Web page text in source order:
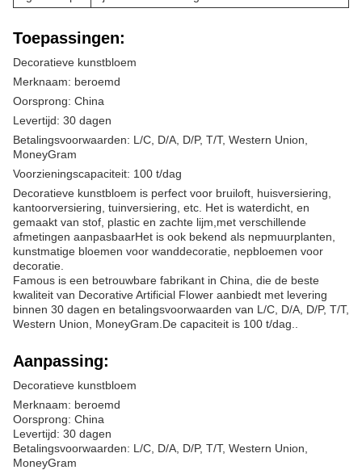
Toepassingen:
Decoratieve kunstbloem
Merknaam: beroemd
Oorsprong: China
Levertijd: 30 dagen
Betalingsvoorwaarden: L/C, D/A, D/P, T/T, Western Union,
MoneyGram
Voorzieningscapaciteit: 100 t/dag
Decoratieve kunstbloem is perfect voor bruiloft, huisversiering,
kantoorversiering, tuinversiering, etc. Het is waterdicht, en
gemaakt van stof, plastic en zachte lijm,met verschillende
afmetingen aanpasbaarHet is ook bekend als nepmuurplanten,
kunstmatige bloemen voor wanddecoratie, nepbloemen voor
decoratie.
Famous is een betrouwbare fabrikant in China, die de beste
kwaliteit van Decorative Artificial Flower aanbiedt met levering
binnen 30 dagen en betalingsvoorwaarden van L/C, D/A, D/P, T/T,
Western Union, MoneyGram.De capaciteit is 100 t/dag..
Aanpassing:
Decoratieve kunstbloem
Merknaam: beroemd
Oorsprong: China
Levertijd: 30 dagen
Betalingsvoorwaarden: L/C, D/A, D/P, T/T, Western Union,
MoneyGram